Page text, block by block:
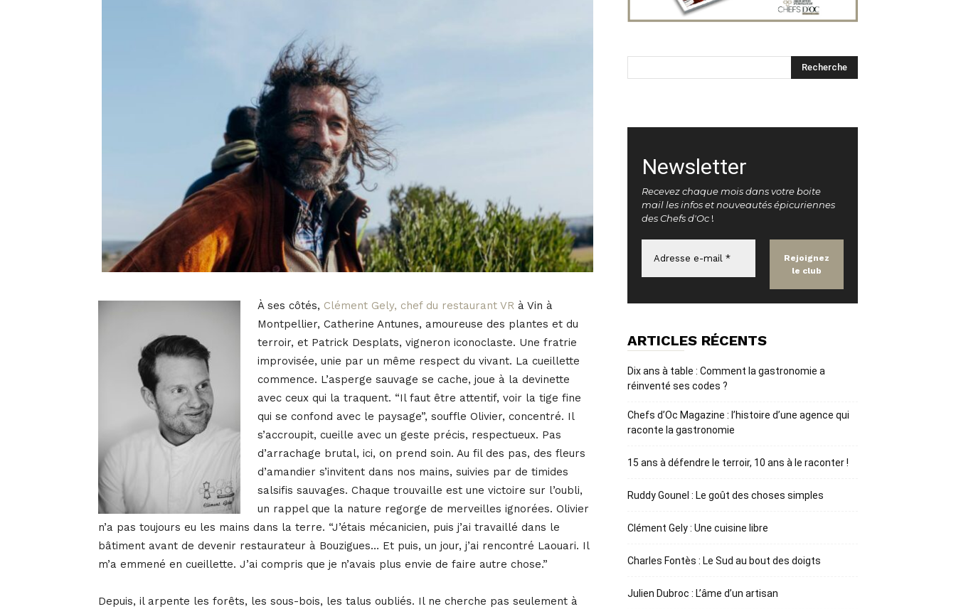
À ses côtés, Clément Gely, chef du restaurant VR à Vin à
Montpellier, Catherine Antunes, amoureuse des plantes et du
terroir, et Patrick Desplats, vigneron iconoclaste. Une fratrie
improvisée, unie par un même respect du vivant. La cueillette
commence. L’asperge sauvage se cache, joue à la devinette
avec ceux qui la traquent. “Il faut être attentif, voir la tige fine
qui se confond avec le paysage”, souffle Olivier, concentré. Il
s’accroupit, cueille avec un geste précis, respectueux. Pas
d’arrachage brutal, ici, on prend soin. Au fil des pas, des fleurs
d’amandier s’invitent dans nos mains, suivies par de timides
salsifis sauvages. Chaque trouvaille est une victoire sur l’oubli,
un rappel que la nature regorge de merveilles ignorées. Olivier
n’a pas toujours eu les mains dans la terre. “J’étais mécanicien, puis j’ai travaillé dans le
bâtiment avant de devenir restaurateur à Bouzigues… Et puis, un jour, j’ai rencontré Laouari. Il
m’a emmené en cueillette. J’ai compris que je n’avais plus envie de faire autre chose.”
Depuis, il arpente les forêts, les sous-bois, les talus oubliés. Il ne cherche pas seulement à
Newsletter
Recevez chaque mois dans votre boite
mail les infos et nouveautés épicuriennes
des Chefs d'Oc !
ARTICLES RÉCENTS
Dix ans à table : Comment la gastronomie a
réinventé ses codes ?
Chefs d’Oc Magazine : l’histoire d’une agence qui
raconte la gastronomie
15 ans à défendre le terroir, 10 ans à le raconter !
Ruddy Gounel : Le goût des choses simples
Clément Gely : Une cuisine libre
Charles Fontès : Le Sud au bout des doigts
Julien Dubroc : L’âme d’un artisan